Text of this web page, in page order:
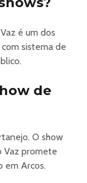
no
com
e outros
e áreas
conforto,
ponto de
a paixão
momentos
é um dos
sistema de
de
O show
Vaz promete
em Arcos.